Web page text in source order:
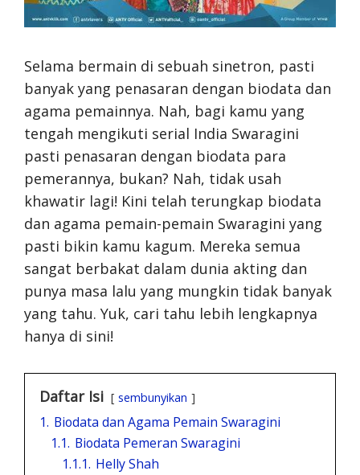
Selama bermain di sebuah sinetron, pasti
banyak yang penasaran dengan biodata dan
agama pemainnya. Nah, bagi kamu yang
tengah mengikuti serial India Swaragini
pasti penasaran dengan biodata para
pemerannya, bukan? Nah, tidak usah
khawatir lagi! Kini telah terungkap biodata
dan agama pemain-pemain Swaragini yang
pasti bikin kamu kagum. Mereka semua
sangat berbakat dalam dunia akting dan
punya masa lalu yang mungkin tidak banyak
yang tahu. Yuk, cari tahu lebih lengkapnya
hanya di sini!
Daftar Isi sembunyikan
1. Biodata dan Agama Pemain Swaragini
1.1. Biodata Pemeran Swaragini
1.1.1. Helly Shah